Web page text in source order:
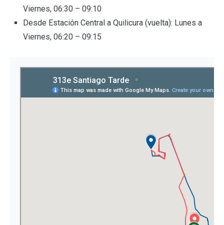
Viernes, 06:30 – 09:10
Desde Estación Central a Quilicura (vuelta): Lunes a
Viernes, 06:20 – 09:15